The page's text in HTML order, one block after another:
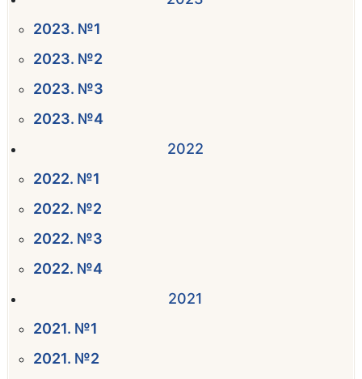
2023. №1
2023. №2
2023. №3
2023. №4
2022
2022. №1
2022. №2
2022. №3
2022. №4
2021
2021. №1
2021. №2